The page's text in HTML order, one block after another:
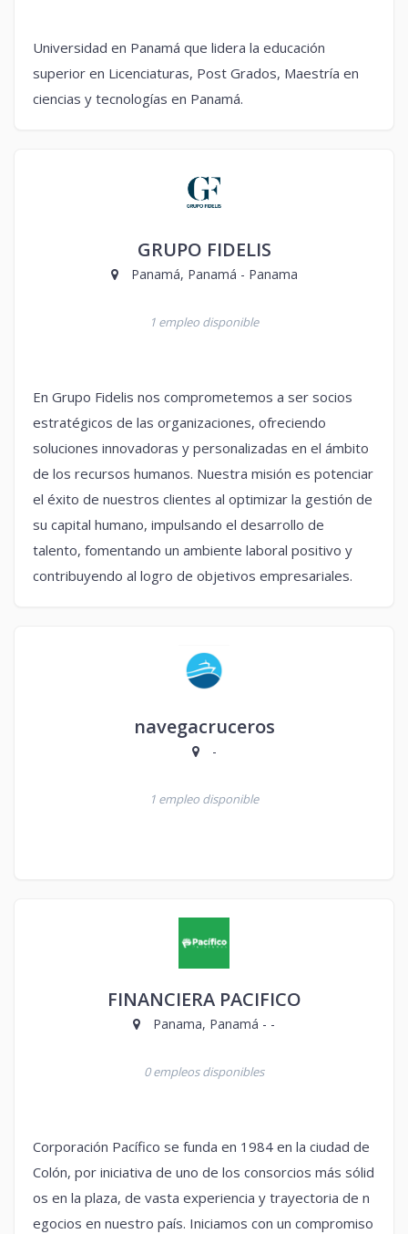
Universidad en Panamá que lidera la educación
superior en Licenciaturas, Post Grados, Maestría en
ciencias y tecnologías en Panamá.
GRUPO FIDELIS
Panamá, Panamá - Panama
1 empleo disponible
En Grupo Fidelis nos comprometemos a ser socios
estratégicos de las organizaciones, ofreciendo
soluciones innovadoras y personalizadas en el ámbito
de los recursos humanos. Nuestra misión es potenciar
el éxito de nuestros clientes al optimizar la gestión de
su capital humano, impulsando el desarrollo de
talento, fomentando un ambiente laboral positivo y
contribuyendo al logro de objetivos empresariales.
navegacruceros
-
1 empleo disponible
FINANCIERA PACIFICO
Panama, Panamá - -
0 empleos disponibles
Corporación Pacífico se funda en 1984 en la ciudad de
Colón, por iniciativa de uno de los consorcios más sólid
os en la plaza, de vasta experiencia y trayectoria de n
egocios en nuestro país. Iniciamos con un compromiso